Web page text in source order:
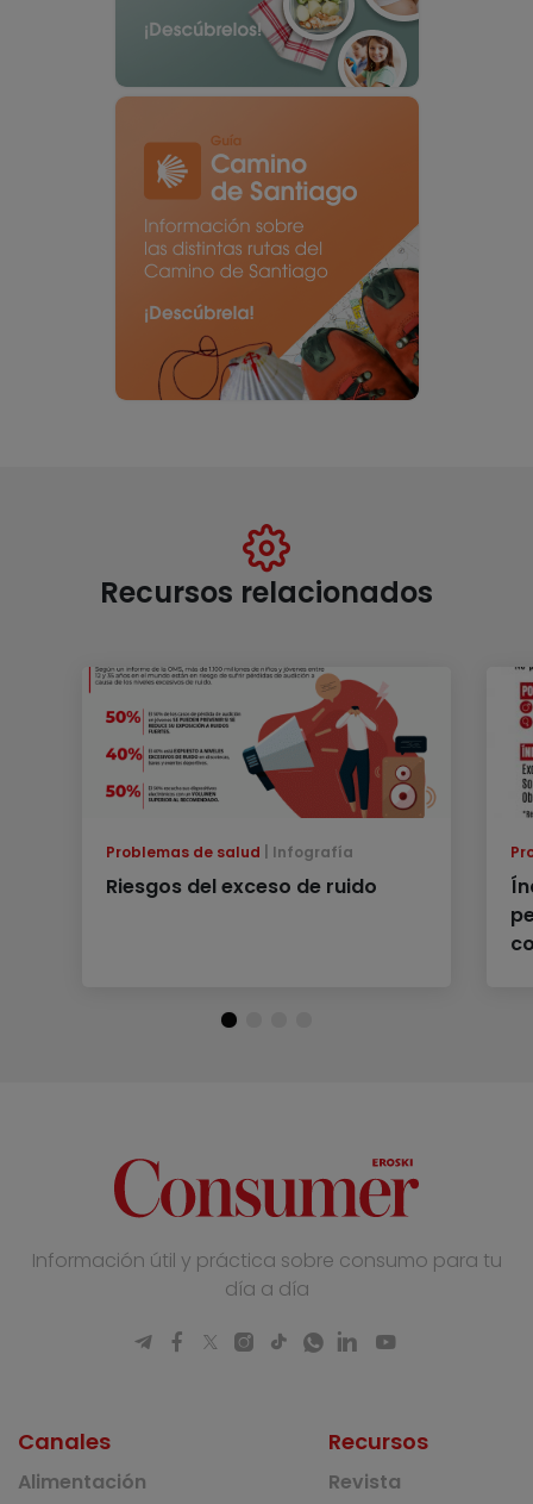
Recursos relacionados
Problemas de salud Infografía
Riesgos del exceso de ruido
Información útil y práctica sobre consumo para tu
día a día
Canales
Alimentación
Recursos
Revista